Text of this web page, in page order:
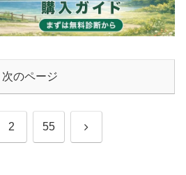
次のページ
2 55 次